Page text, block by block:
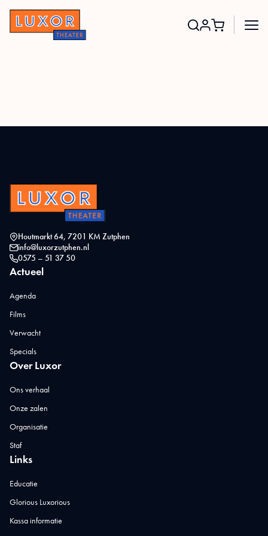
Houtmarkt 64, 7201 KM Zutphen
info@luxorzutphen.nl
0575 – 51 37 50
Actueel
Agenda
Films
Verwacht
Specials
Over Luxor
Ons verhaal
Onze zalen
Organisatie
Staf
Links
Educatie
Glorious Luxorious
Kassa informatie